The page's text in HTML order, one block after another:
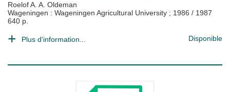
Roelof A. A. Oldeman
Wageningen : Wageningen Agricultural University ; 1986 / 1987
640 p.
Plus d'information... Disponible